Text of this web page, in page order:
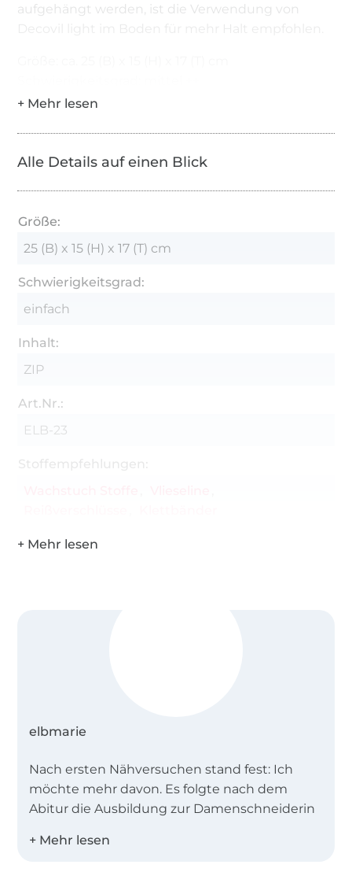
aufgehängt werden, ist die Verwendung von
Das ist dabei:
einmal geklebt werden
Tipps zur Wachstuchverarbeitung
viele Modellbeispiele
für Nähbegeisterte mit etwas Erfahrung
(1,10 m breit)
Futter ca. 40 cm (1,40 m breit) ODER 50 cm
(1,10 m breit)
60 cm Reißverschluss (nicht weniger!) breite
Alle Details auf einen Blick
Größe:
25 (B) x 15 (H) x 17 (T) cm
Schwierigkeitsgrad:
einfach
Inhalt:
ZIP
Art.Nr.:
ELB-23
Stoffempfehlungen:
elbmarie
Nach ersten Nähversuchen stand fest: Ich
möchte mehr davon. Es folgte nach dem
Abitur die Ausbildung zur Damenschneiderin
Industrieunternehmens und ein